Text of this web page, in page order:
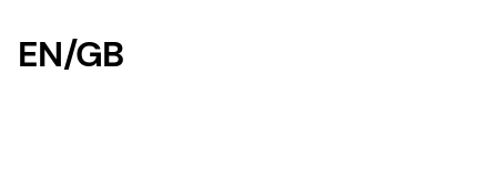
EN/GB